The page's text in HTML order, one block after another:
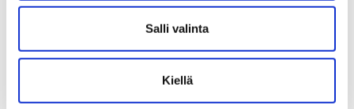
Salli valinta
Kiellä
Hallitus esittää muutoksia
työttömyysturvalakiin